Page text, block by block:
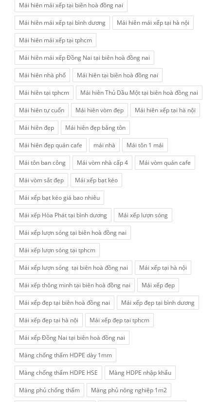
Mái hiên mái xếp tại biên hoà đồng nai
Mái hiên mái xếp tại bình dương Mái hiên mái xếp tại hà nội
Mái hiên mái xếp tại tphcm
Mái hiên mái xếp Đồng Nai tại biên hoà đồng nai
Mái hiên nhà phố Mái hiên tại biên hoà đồng nai
Mái hiên tại tphcm Mái hiên Thủ Dầu Một tại biên hoà đồng nai
Mái hiên tự cuốn Mái hiên vòm đẹp Mái hiên xếp tại hà nội
Mái hiên đẹp Mái hiên đẹp bằng tôn
Mái hiên đẹp quán cafe mái nhà Mái tôn 1 mái
Mái tôn ban công Mái vòm nhà cấp 4 Mái vòm quán cafe
Mái vòm sắt đẹp Mái xếp bạt kéo
Mái xếp bạt kéo giá bao nhiêu
Mái xếp Hòa Phát tại bình dương Mái xếp lượn sóng
Mái xếp lượn sóng tại biên hoà đồng nai
Mái xếp lượn sóng tại tphcm
Mái xếp lượn sóng tại biên hoà đồng nai Mái xếp tại hà nội
Mái xếp thông minh tại biên hoà đồng nai Mái xếp đẹp
Mái xếp đẹp tại biên hoà đồng nai Mái xếp đẹp tại bình dương
Mái xếp đẹp tại hà nội Mái xếp đẹp tại tphcm
Mái xếp Đồng Nai tại biên hoà đồng nai
Màng chống thấm HDPE dày 1mm
Màng chống thấm HDPE HSE Màng HDPE nhập khẩu
Màng phủ chống thấm Màng phủ nông nghiệp 1m2